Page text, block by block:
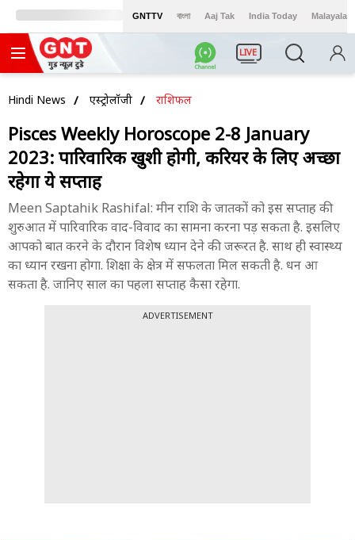
GNTTV বাংলা Aaj Tak India Today Malayalam
LIVE
Hindi News एस्ट्रोलॉजी राशिफल
Pisces Weekly Horoscope 2-8 January
2023: पारिवारिक खुशी होगी, करियर के लिए अच्छा
रहेगा ये सप्ताह
Meen Saptahik Rashifal: मीन राशि के जातकों को इस सप्ताह की
शुरुआत में पारिवारिक वाद-विवाद का सामना करना पड़ सकता है. इसलिए
आपको बात करने के दौरान विशेष ध्यान देने की जरूरत है. साथ ही स्वास्थ्य
का ध्यान रखना होगा. शिक्षा के क्षेत्र में सफलता मिल सकती है. धन आ
सकता है. जानिए साल का पहला सप्ताह कैसा रहेगा.
ADVERTISEMENT